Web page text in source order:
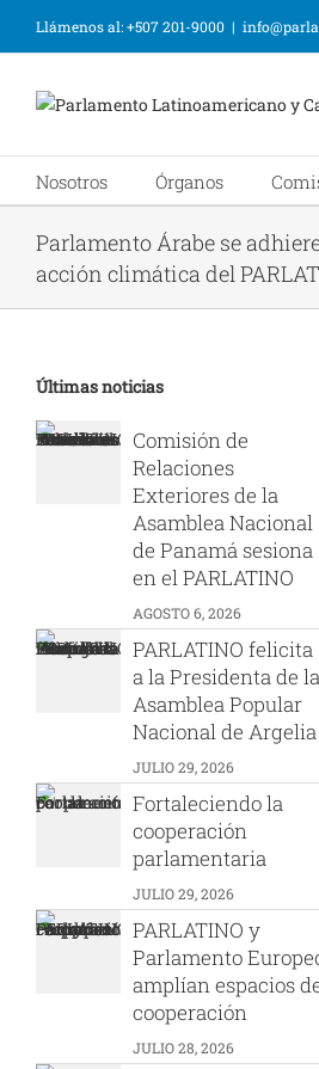
Llámenos al: +507 201-9000 |
Nosotros Órganos
Parlamento Árabe se
acción climática del
Últimas noticias
Comisión de
Relaciones
Exteriores de la
Asamblea Nacional
de Panamá sesiona
en el PARLATINO
AGOSTO 6, 2026
PARLATINO felicita
a la Presidenta de la
Asamblea Popular
Nacional de Argelia
JULIO 29, 2026
Fortaleciendo la
cooperación
parlamentaria
JULIO 29, 2026
PARLATINO y
Parlamento
amplían espacios
cooperación
JULIO 28, 2026